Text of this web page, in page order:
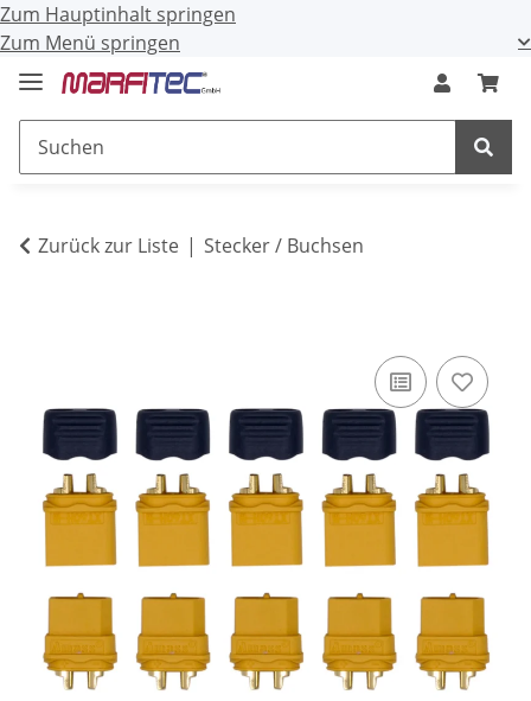
Zum Hauptinhalt springen
Zum Menü springen
Zurück zur Liste Stecker / Buchsen